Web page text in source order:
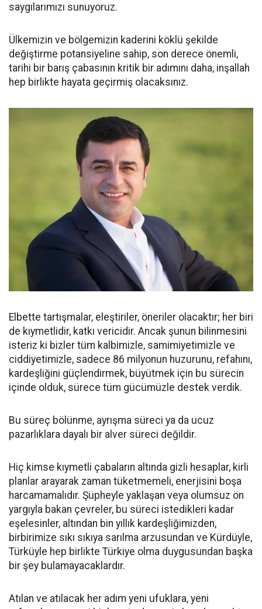
saygılarımızı sunuyoruz.
Ülkemizin ve bölgemizin kaderini köklü şekilde
değiştirme potansiyeline sahip, son derece önemli,
tarihi bir barış çabasının kritik bir adımını daha, inşallah
hep birlikte hayata geçirmiş olacaksınız.
Elbette tartışmalar, eleştiriler, öneriler olacaktır; her biri
de kıymetlidir, katkı vericidir. Ancak şunun bilinmesini
isteriz ki bizler tüm kalbimizle, samimiyetimizle ve
ciddiyetimizle, sadece 86 milyonun huzurunu, refahını,
kardeşliğini güçlendirmek, büyütmek için bu sürecin
içinde olduk, sürece tüm gücümüzle destek verdik.
Bu süreç bölünme, ayrışma süreci ya da ucuz
pazarlıklara dayalı bir alver süreci değildir.
Hiç kimse kıymetli çabaların altında gizli hesaplar, kirli
planlar arayarak zaman tüketmemeli, enerjisini boşa
harcamamalıdır. Şüpheyle yaklaşan veya olumsuz ön
yargıyla bakan çevreler, bu süreci istedikleri kadar
eşelesinler, altından bin yıllık kardeşliğimizden,
birbirimize sıkı sıkıya sarılma arzusundan ve Kürdüyle,
Türküyle hep birlikte Türkiye olma duygusundan başka
bir şey bulamayacaklardır.
Atılan ve atılacak her adım yeni ufuklara, yeni